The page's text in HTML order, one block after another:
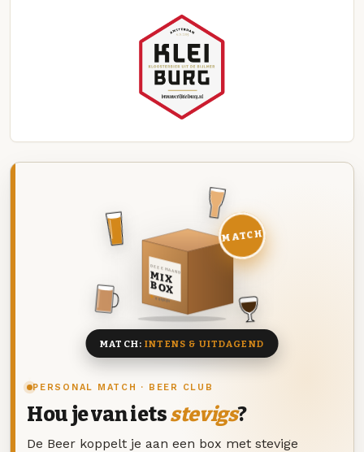
PERSONAL MATCH · BEER CLUB
Hou je van ietsstevigs?
De Beer koppelt je aan een box met stevige
DEZE MAAND
MIX
BOX
8 BIEREN
MATCH
MATCH:INTENS & UITDAGEND